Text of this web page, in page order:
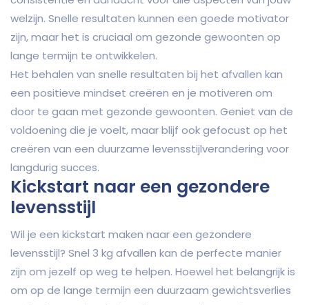
welzijn. Snelle resultaten kunnen een goede motivator
zijn, maar het is cruciaal om gezonde gewoonten op
lange termijn te ontwikkelen.
Het behalen van snelle resultaten bij het afvallen kan
een positieve mindset creëren en je motiveren om
door te gaan met gezonde gewoonten. Geniet van de
voldoening die je voelt, maar blijf ook gefocust op het
creëren van een duurzame levensstijlverandering voor
langdurig succes.
Kickstart naar een gezondere
levensstijl
Wil je een kickstart maken naar een gezondere
levensstijl? Snel 3 kg afvallen kan de perfecte manier
zijn om jezelf op weg te helpen. Hoewel het belangrijk is
om op de lange termijn een duurzaam gewichtsverlies